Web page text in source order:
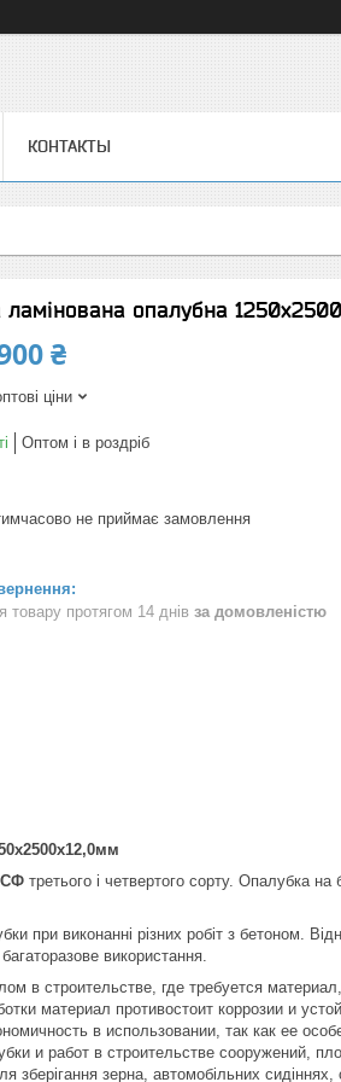
КОНТАКТЫ
опалубна
₴
ціни
Оптом і в роздріб
не приймає замовлення
товару протягом 14 днів за домовленістю
третього і четвертого сорту. Опалубка
при виконанні різних робіт з бетоном.
використання.
в строительстве, где требуется
материал противостоит коррозии и
в использовании, так как ее
и работ в строительстве сооружений,
зберігання зерна, автомобільних сидіннях,